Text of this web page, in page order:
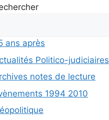
ans après
Politico-judiciaires
notes de lecture
1994 2010